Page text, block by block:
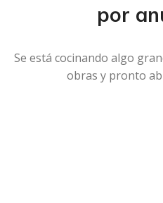
por
Se está cocinando algo
obras y pronto